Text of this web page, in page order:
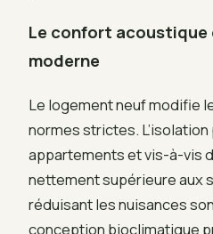
Le confort acoustique
moderne
Le logement neuf modifie
normes strictes.
appartements et vis-à-vis
nettement supérieure aux
réduisant les nuisances
conception bioclimatique